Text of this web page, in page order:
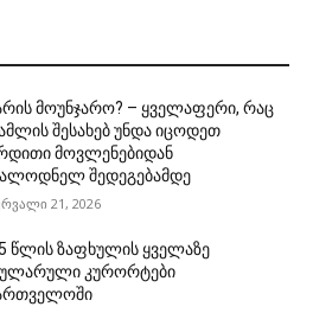
მოუნჯარო? – ყველაფერი, რაც
შესახებ უნდა იცოდეთ
მოვლენებიდან
შედეგებამდე
21, 2026
წლის ზაფხულის ყველაზე
კურორტები